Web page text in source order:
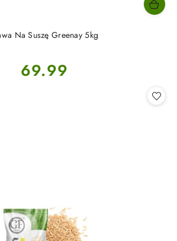
Na Suszę Greenay 5kg
Cena:
69.99